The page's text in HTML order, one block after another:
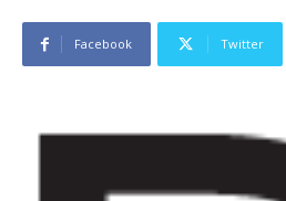
Facebook Twitter